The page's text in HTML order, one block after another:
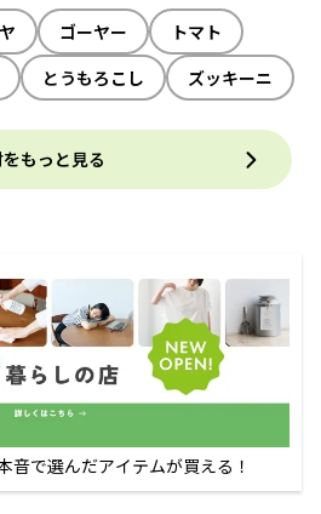
ゴーヤー
トマト
とうもろこし ズッキーニ
もっと見る
音で選んだアイテムが買える！